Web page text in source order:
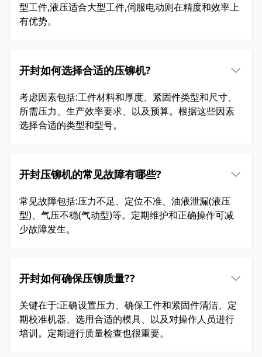
型工件,液压适合大型工件,伺服电动则在精度和效率上
有优势。
开封如何选择合适的压铆机?
考虑因素包括:工件材料和厚度、紧固件类型和尺寸、
所需压力、生产效率要求、以及预算。根据这些因素
选择合适的类型和型号。
开封压铆机的常见故障有哪些?
常见故障包括:压力不足、定位不准、油液泄漏(液压
型)、气压不稳(气动型)等。定期维护和正确操作可减
少故障发生。
开封如何确保压铆质量??
关键在于:正确设置压力、确保工件和紧固件清洁、定
期校准机器、选用合适的模具、以及对操作人员进行
培训。定期进行质量检查也很重要。